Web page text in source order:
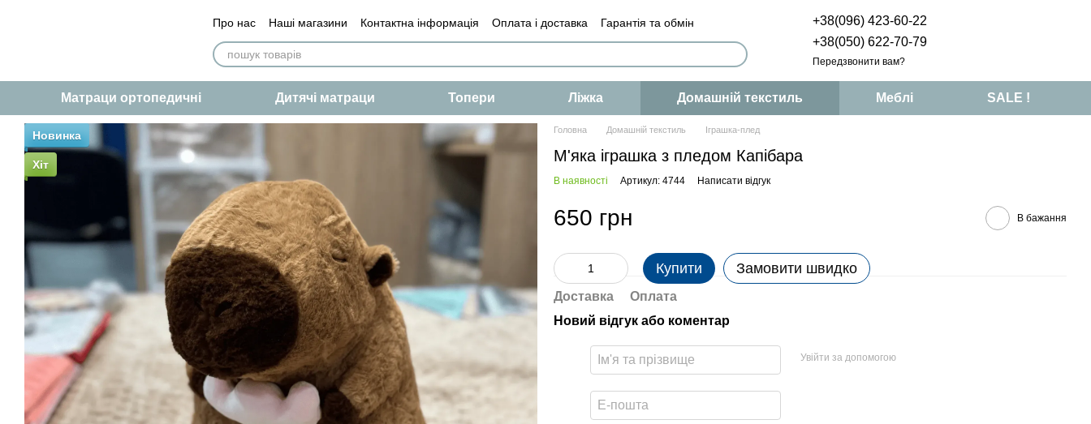
Про нас Наші магазини Контактна інформація Оплата і доставка
Гарантія та обмін
Сертифікат якості
Статті Умови Оферта
+38(096) 423-60-22
+38(050) 622-70-79
Передзвонити вам?
Матраци ортопедичні Дитячі матраци Топери Ліжка Домашній текстиль Меблі SALE !
Новинка
Хіт
Головна Домашній текстиль Іграшка-плед
М'яка іграшка з пледом Капібара
В наявності Артикул: 4744 Написати відгук
650 грн В бажання
Купити Замовити швидко
Доставка
Оплата
Новий відгук або коментар
Увійти за допомогою